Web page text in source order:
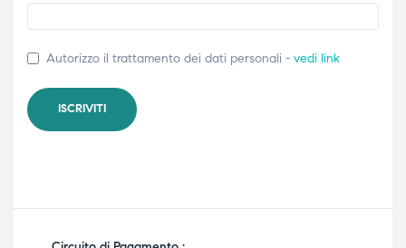
Autorizzo il trattamento dei dati personali - vedi link